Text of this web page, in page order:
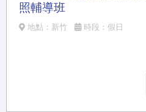
照輔導班
地點：新竹 時段：假日